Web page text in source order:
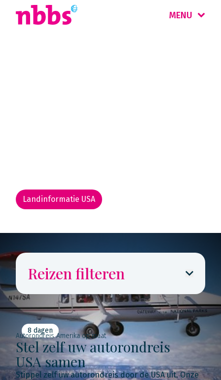
MENU
Landinformatie USA
Reizen filteren
8 dagen
Autorondreis Amerika op maat
Stel zelf uw autorondreis
USA samen
Stippel zelf uw autorondreis door de USA uit. Onze